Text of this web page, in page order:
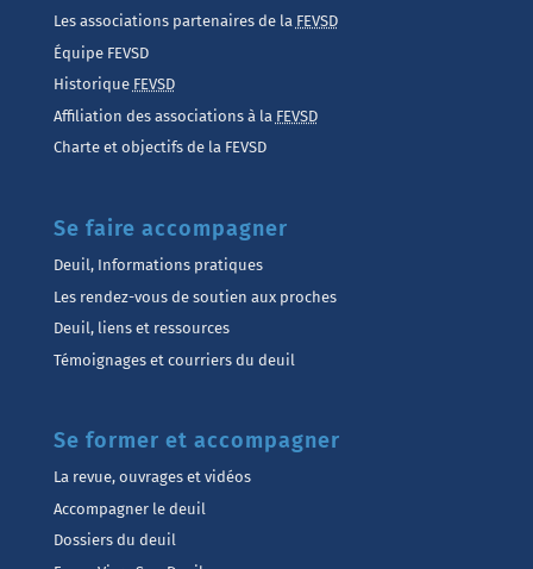
Les associations partenaires de la FEVSD
Équipe FEVSD
Historique FEVSD
Affiliation des associations à la FEVSD
Charte et objectifs de la FEVSD
Se faire accompagner
Deuil, Informations pratiques
Les rendez-vous de soutien aux proches
Deuil, liens et ressources
Témoignages et courriers du deuil
Se former et accompagner
La revue, ouvrages et vidéos
Accompagner le deuil
Dossiers du deuil